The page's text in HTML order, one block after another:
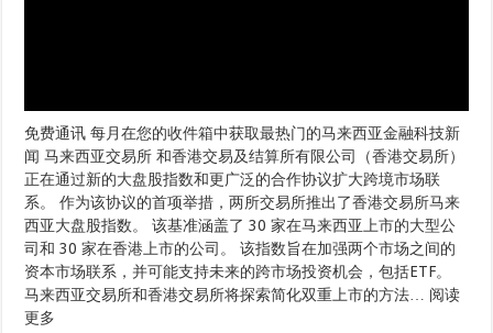
免费通讯 每月在您的收件箱中获取最热门的马来西亚金融科技新
闻 马来西亚交易所 和香港交易及结算所有限公司（香港交易所）
正在通过新的大盘股指数和更广泛的合作协议扩大跨境市场联
系。 作为该协议的首项举措，两所交易所推出了香港交易所马来
西亚大盘股指数。 该基准涵盖了 30 家在马来西亚上市的大型公
司和 30 家在香港上市的公司。 该指数旨在加强两个市场之间的
资本市场联系，并可能支持未来的跨市场投资机会，包括ETF。
马来西亚交易所和香港交易所将探索简化双重上市的方法… 阅读
更多